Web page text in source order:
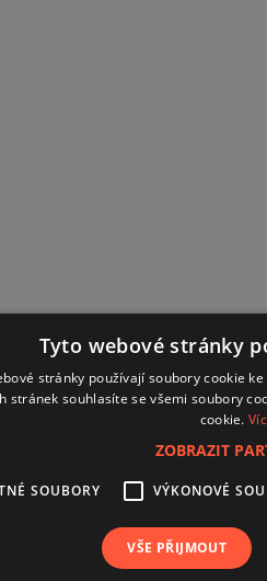
Tyto webové stránky
stránky používají soubory cookie
stránek souhlasíte se všemi soubory
cookie.
ZOBRAZIT
SOUBORY VÝKONOVÉ
VŠE PŘIJMOUT